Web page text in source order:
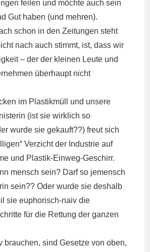
feilen und möchte auch sein
Gut haben (und mehren).
schon in den Zeitungen steht
nach auch stimmt, ist, dass wir
– der der kleinen Leute und
überhaupt nicht
im Plastikmüll und unsere
(ist sie wirklich so
wurde sie gekauft??) freut sich
Verzicht der Industrie auf
und Plastik-Einweg-Geschirr.
mensch sein? Darf so jemensch
sein?? Oder wurde sie deshalb
sie euphorisch-naiv die
für die Rettung der ganzen
brauchen, sind Gesetze von oben,